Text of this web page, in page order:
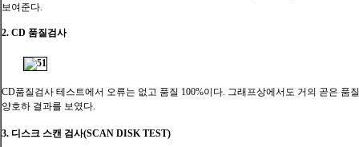
보여준다.
2. CD 품질검사
CD품질검사 테스트에서 오류는 없고 품질 100%이다. 그래프상에서도 거의 곧은 품
양호하 결과를 보였다.
3. 디스크 스캔 검사(SCAN DISK TEST)